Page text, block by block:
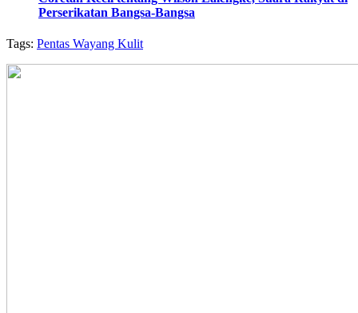
Perserikatan Bangsa-Bangsa
Tags: Pentas Wayang Kulit